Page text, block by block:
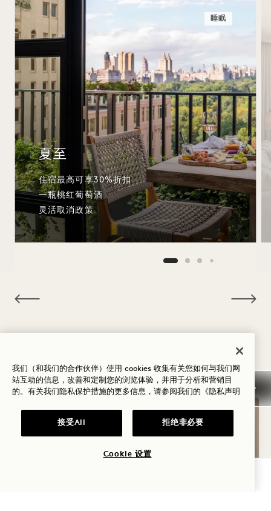
睡眠
夏至
住宿最高可享30%折扣
一瓶桃红葡萄酒
灵活取消政策
我们（和我们的合作伙伴）使用 cookies 收集有关您如何与我们网
站互动的信息，改善和定制您的浏览体验，并用于分析和营销目
的。有关我们隐私保护措施的更多信息，请参阅我们的 《隐私声明
接受All 拒绝非必要
Cookie 设置